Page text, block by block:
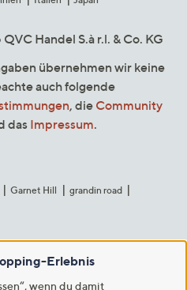
Handel S.à r.l. & Co. KG
übernehmen wir keine
auch folgende
, die Community
das Impressum.
Garnet Hill
grandin road
Erlebnis
wenn du damit